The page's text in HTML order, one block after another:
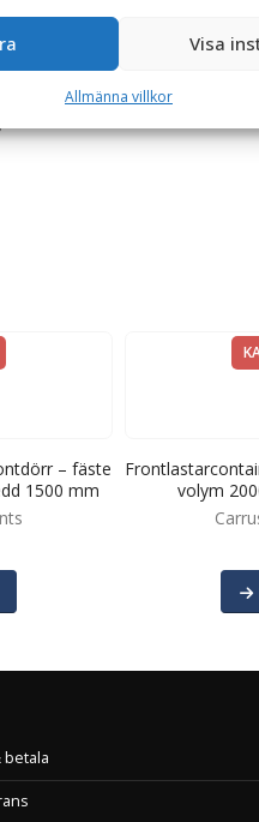
Visa
Allmänna villkor
2000 mm
för att transporteras
– fäste
1500 mm
volym
betala